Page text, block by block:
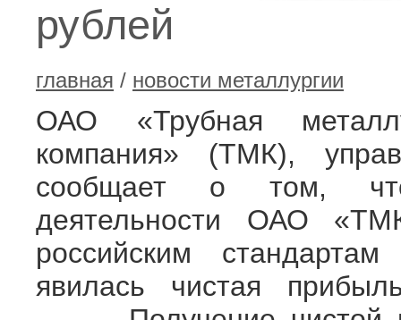
рублей
главная / новости металлургии
ОАО «Трубная
компания» (ТМК),
сообщает о том,
деятельности ОАО
российским
явилась чистая